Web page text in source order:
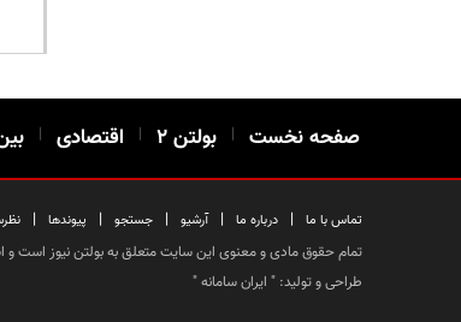
صفحه نخست | بولتن ۲ | اقتصادی |
تماس با ما | درباره ما | آرشیو | جستجو | پیوندها |
تمام حقوق مادی و معنوی این سایت متعلق به بولتن نیوز است و
طراحی و تولید: " ایران سامانه"